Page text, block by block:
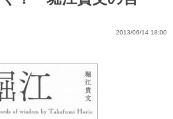
2013/06/14 18:00